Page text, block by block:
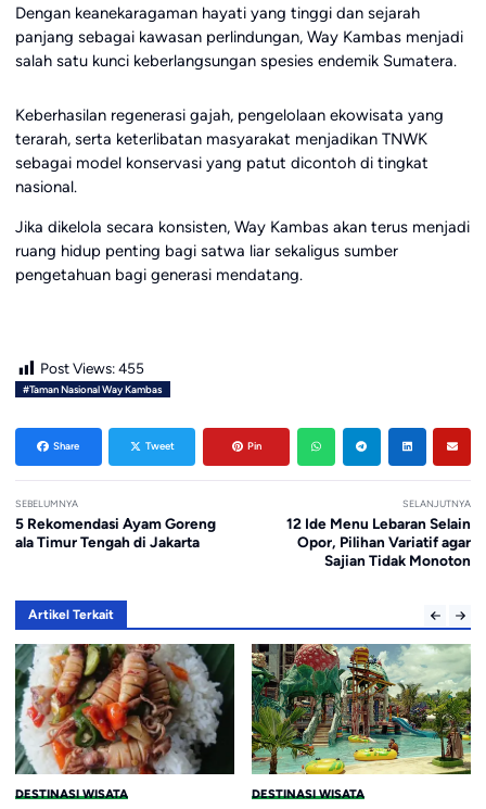
Dengan keanekaragaman hayati yang tinggi dan sejarah
panjang sebagai kawasan perlindungan, Way Kambas menjadi
salah satu kunci keberlangsungan spesies endemik Sumatera.
Keberhasilan regenerasi gajah, pengelolaan ekowisata yang
terarah, serta keterlibatan masyarakat menjadikan TNWK
sebagai model konservasi yang patut dicontoh di tingkat
nasional.
Jika dikelola secara konsisten, Way Kambas akan terus menjadi
ruang hidup penting bagi satwa liar sekaligus sumber
pengetahuan bagi generasi mendatang.
Post Views: 455
#Taman Nasional Way Kambas
Share Tweet Pin
SEBELUMNYA
5 Rekomendasi Ayam Goreng
ala Timur Tengah di Jakarta
SELANJUTNYA
12 Ide Menu Lebaran Selain
Opor, Pilihan Variatif agar
Sajian Tidak Monoton
Artikel Terkait
DESTINASI WISATA